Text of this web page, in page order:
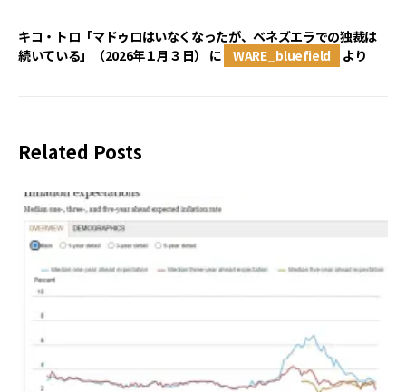
キコ・トロ「マドゥロはいなくなったが、ベネズエラでの独裁は
続いている」（2026年１月３日）
に WARE_bluefield より
Related Posts